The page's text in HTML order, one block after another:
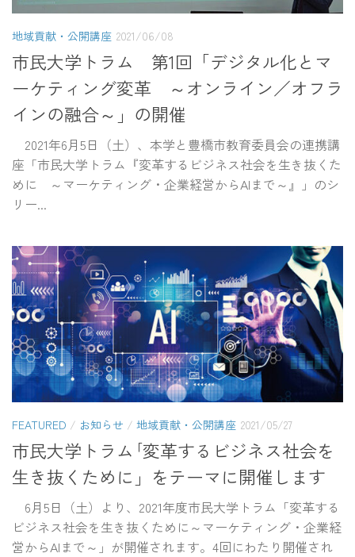
地域貢献・公開講座 2021/06/08
市民大学トラム 第1回「デジタル化とマ
ーケティング変革 ～オンライン／オフラ
インの融合～」の開催
2021年6月5日（土）、本学と豊橋市教育委員会の連携講
座「市民大学トラム『変革するビジネス社会を生き抜くた
めに ～マーケティング・企業経営からAIまで～』」のシ
リー...
FEATURED / お知らせ / 地域貢献・公開講座 2021/05/27
市民大学トラム｢変革するビジネス社会を
生き抜くために」をテーマに開催します
6月5日（土）より、2021年度市民大学トラム「変革する
ビジネス社会を生き抜くために～マーケティング・企業経
営からAIまで～」が開催されます。4回にわたり開催され